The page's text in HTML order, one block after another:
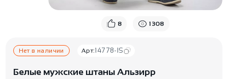
8 1308
Нет в наличии Арт:14778-IS
Белые мужские штаны Альзирр